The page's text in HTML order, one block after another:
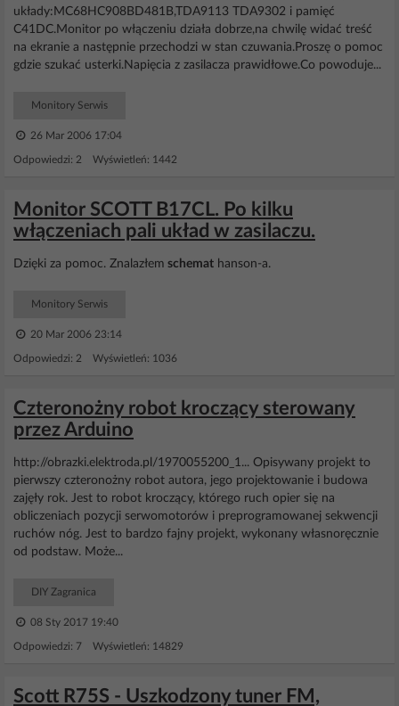
układy:MC68HC908BD481B,TDA9113 TDA9302 i pamięć
C41DC.Monitor po włączeniu działa dobrze,na chwilę widać treść
na ekranie a następnie przechodzi w stan czuwania.Proszę o pomoc
gdzie szukać usterki.Napięcia z zasilacza prawidłowe.Co powoduje...
Monitory Serwis
26 Mar 2006 17:04
Odpowiedzi: 2 Wyświetleń: 1442
Monitor SCOTT B17CL. Po kilku
włączeniach pali układ w zasilaczu.
Dzięki za pomoc. Znalazłem schemat hanson-a.
Monitory Serwis
20 Mar 2006 23:14
Odpowiedzi: 2 Wyświetleń: 1036
Czteronożny robot kroczący sterowany
przez Arduino
http://obrazki.elektroda.pl/1970055200_1... Opisywany projekt to
pierwszy czteronożny robot autora, jego projektowanie i budowa
zajęły rok. Jest to robot kroczący, którego ruch opier się na
obliczeniach pozycji serwomotorów i preprogramowanej sekwencji
ruchów nóg. Jest to bardzo fajny projekt, wykonany własnoręcznie
od podstaw. Może...
DIY Zagranica
08 Sty 2017 19:40
Odpowiedzi: 7 Wyświetleń: 14829
Scott R75S - Uszkodzony tuner FM,